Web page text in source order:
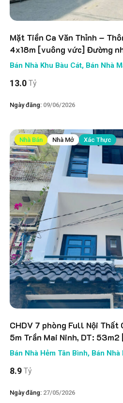
Mặt Tiền Ca Văn Thỉnh –
4x18m [vuông vức] Đường
Bán Nhà Khu Bàu Cát, Bán Nhà
13.0 Tỷ
Ngày đăng: 09/06/2026
Nhà Bán Nhà Mở Xác Thực
CHDV 7 phòng Full Nội Thất
5m Trần Mai Ninh, DT:
Bán Nhà Hẻm Tân Bình, Bán Nhà
8.9 Tỷ
Ngày đăng: 27/05/2026